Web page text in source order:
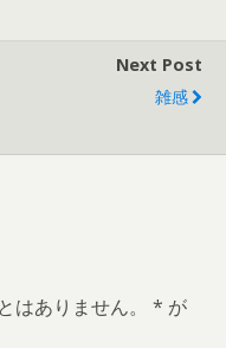
Next Post
雑感
はありません。 * が